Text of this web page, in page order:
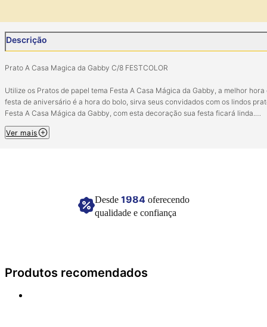
Descrição
Prato A Casa Magica da Gabby C/8 FESTCOLOR
Utilize os Pratos de papel tema Festa A Casa Mágica da Gabby, a melhor hora
festa de aniversário é a hora do bolo, sirva seus convidados com os lindos
Festa A Casa Mágica da Gabby, com esta decoração sua festa ficará linda.
Composição: Papel.
Ver mais
Desde 1984oferecendo
qualidade e confiança
Produtos recomendados